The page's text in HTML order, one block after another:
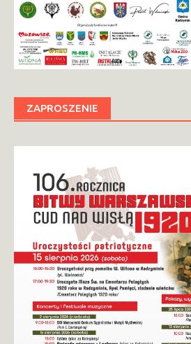
ZAPROSZENIE